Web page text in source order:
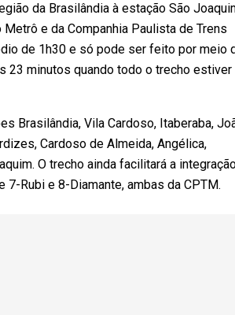
da Brasilândia à estação São
e da Companhia Paulista de Trens
de 1h30 e só pode ser feito por meio
23 minutos quando todo o trecho estiver
Brasilândia, Vila Cardoso, Itaberaba,
Cardoso de Almeida, Angélica,
O trecho ainda facilitará a
Rubi e 8-Diamante, ambas da CPTM.